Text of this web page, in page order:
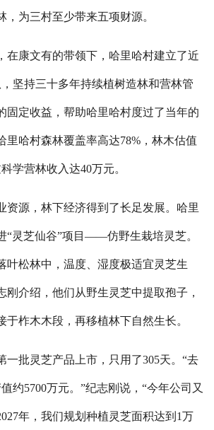
，为三村至少带来五项财源。
康文有的带领下，哈里哈村建立了近
坚持三十多年持续植树造林和营林管
固定收益，帮助哈里哈村度过了当年的
里哈村森林覆盖率高达78%，林木估值
学营林收入达40万元。
源，林下经济得到了长足发展。哈里
“灵芝仙谷”项目——仿野生栽培灵芝。
叶松林中，温度、湿度极适宜灵芝生
刚介绍，他们从野生灵芝中提取孢子，
于柞木木段，再移植林下自然生长。
批灵芝产品上市，只用了305天。“去
约5700万元。”纪志刚说，“今年公司又
年，我们规划种植灵芝面积达到1万